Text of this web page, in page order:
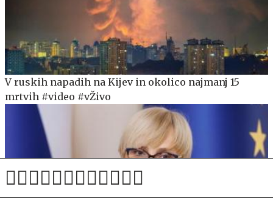
V ruskih napadih na Kijev in okolico najmanj 15
mrtvih #video #vŽivo